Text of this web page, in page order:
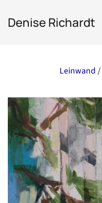
Denise Richardt
Leinwand /